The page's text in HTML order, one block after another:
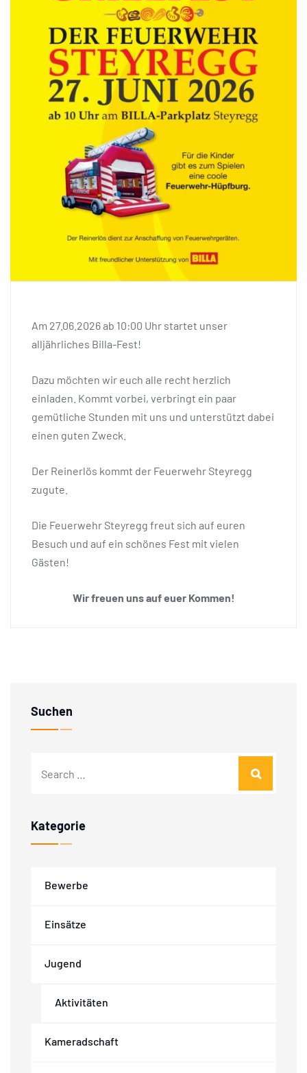
Am 27.06.2026 ab 10:00 Uhr startet unser
alljährliches Billa-Fest!
Dazu möchten wir euch alle recht herzlich
einladen. Kommt vorbei, verbringt ein paar
gemütliche Stunden mit uns und unterstützt dabei
einen guten Zweck.
Der Reinerlös kommt der Feuerwehr Steyregg
zugute.
Die Feuerwehr Steyregg freut sich auf euren
Besuch und auf ein schönes Fest mit vielen
Gästen!
Wir freuen uns auf euer Kommen!
Suchen
Kategorie
Bewerbe
Einsätze
Jugend
Aktivitäten
Kameradschaft